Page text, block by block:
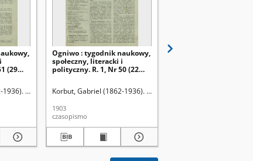
(29
Red.
Ogniwo : tygodnik naukowy,
społeczny, literacki i
polityczny. R. 1, Nr 50 (22
Korbut, Gabriel (1862-1936). Red.
1903
czasopismo